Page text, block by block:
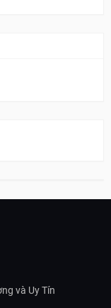
và Uy Tín